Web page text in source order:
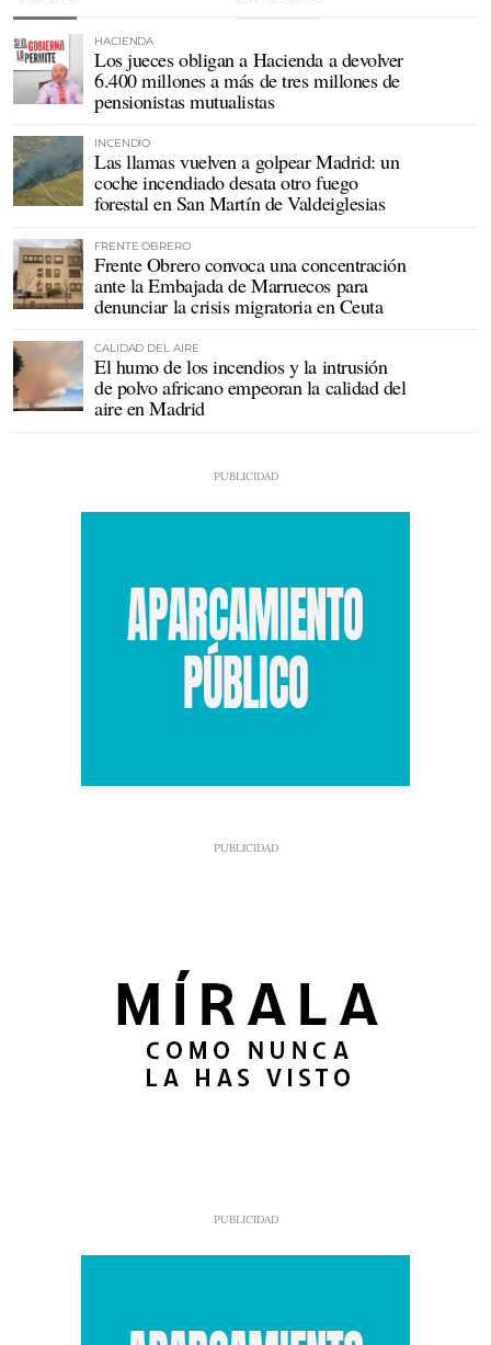
HACIENDA
Los jueces obligan a Hacienda a devolver
6.400 millones a más de tres millones de
pensionistas mutualistas
INCENDIO
Las llamas vuelven a golpear Madrid: un
coche incendiado desata otro fuego
forestal en San Martín de Valdeiglesias
FRENTE OBRERO
Frente Obrero convoca una concentración
ante la Embajada de Marruecos para
denunciar la crisis migratoria en Ceuta
CALIDAD DEL AIRE
El humo de los incendios y la intrusión
de polvo africano empeoran la calidad del
aire en Madrid